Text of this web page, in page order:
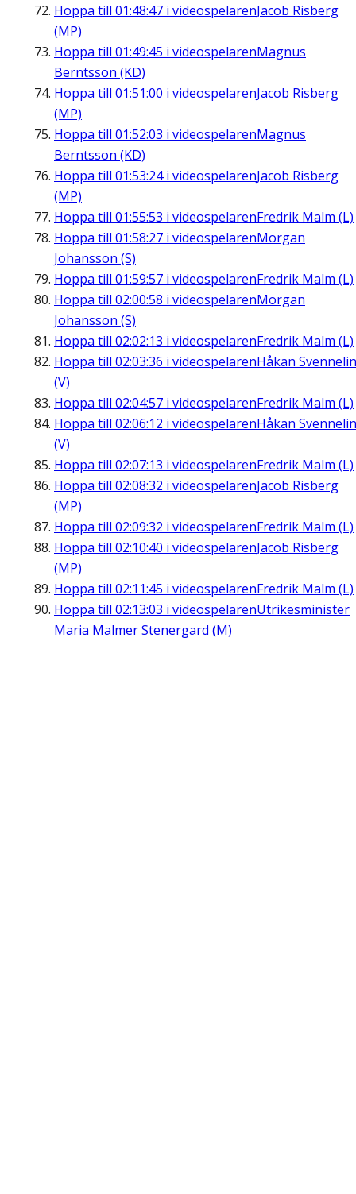
Hoppa till 01:48:47 i videospelarenJacob Risberg
(MP)
Hoppa till 01:49:45 i videospelarenMagnus
Berntsson (KD)
Hoppa till 01:51:00 i videospelarenJacob Risberg
(MP)
Hoppa till 01:52:03 i videospelarenMagnus
Berntsson (KD)
Hoppa till 01:53:24i videospelarenJacob Risberg
(MP)
Hoppa till 01:55:53 i videospelarenFredrik Malm (L)
Hoppa till 01:58:27 i videospelarenMorgan
Johansson (S)
Hoppa till 01:59:57 i videospelarenFredrik Malm (L)
Hoppa till 02:00:58 i videospelarenMorgan
Johansson (S)
Hoppa till 02:02:13 i videospelarenFredrik Malm (L)
Hoppa till 02:03:36 i videospelarenHåkan
(V)
Hoppa till 02:04:57 i videospelarenFredrik Malm (L)
Hoppa till 02:06:12 i videospelarenHåkan
(V)
Hoppa till 02:07:13 i videospelarenFredrik Malm (L)
Hoppa till 02:08:32 i videospelarenJacob Risberg
(MP)
Hoppa till 02:09:32 i videospelarenFredrik Malm (L)
Hoppa till 02:10:40 i videospelarenJacob Risberg
(MP)
Hoppa till 02:11:45 i videospelarenFredrik Malm (L)
Hoppa till 02:13:03 i videospelarenUtrikesminister
Maria Malmer Stenergard (M)